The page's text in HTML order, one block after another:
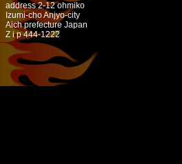
address 2-12 ohmiko
Izumi-cho Anjyo-city
Aich prefecture Japan
Z i p 444-1222